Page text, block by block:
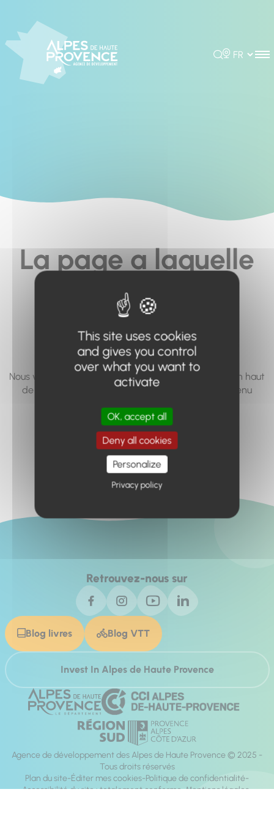
Rechercher
Choisir la
La page a laquelle
vous cherchez à
accéder n'existe
pas... ou plus.
Nous vous invitons à utiliser le moteur de recherche en haut
de page, ou à utiliser le menu pour trouver le contenu
Retour à l'accueil
Retrouvez-nous sur
Blog livres Blog VTT
Invest In Alpes de Haute Provence
Agence de développement des Alpes de Haute Provence © 2025 -
Tous droits réservés
Plan du site Éditer mes cookies Politique de confidentialité
Accessibilité du site : totalement conforme Mentions légales
This site uses cookies
and gives you control
over what you want to
activate
OK, accept all
Deny all cookies
Personalize
Privacy policy